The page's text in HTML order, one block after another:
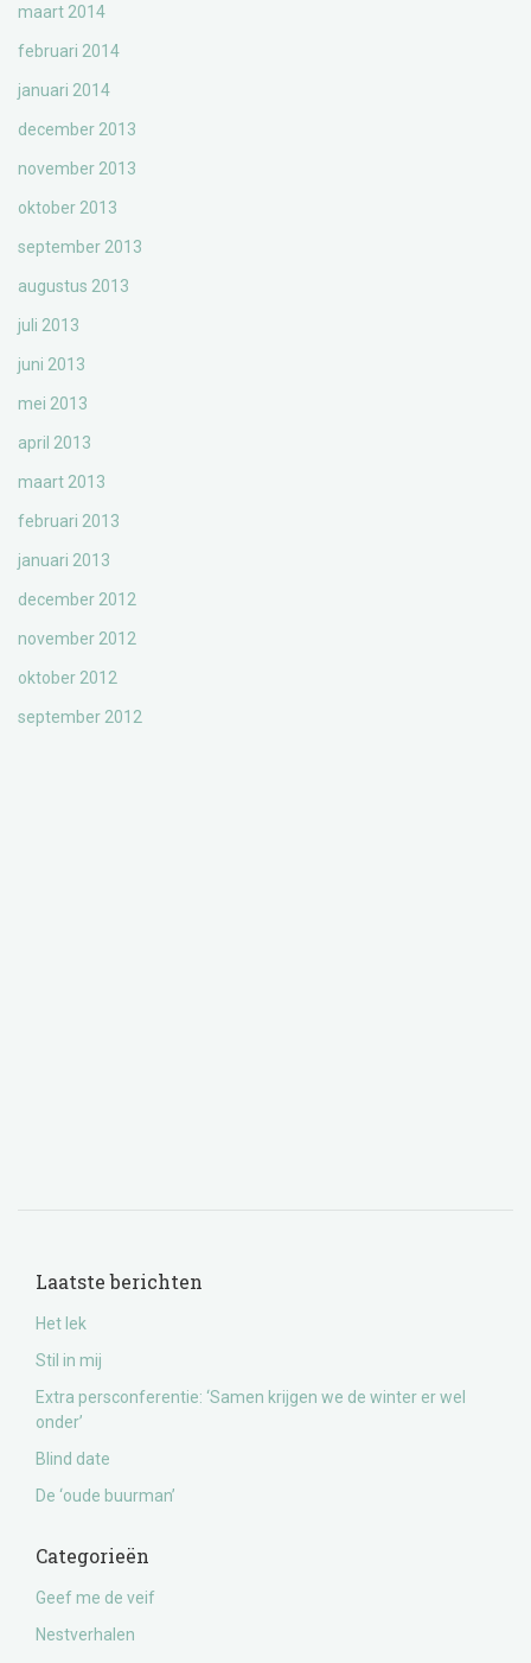
maart 2014
februari 2014
januari 2014
december 2013
november 2013
oktober 2013
september 2013
augustus 2013
juli 2013
juni 2013
mei 2013
april 2013
maart 2013
februari 2013
januari 2013
december 2012
november 2012
oktober 2012
september 2012
Laatste berichten
Het lek
Stil in mij
Extra persconferentie: ‘Samen krijgen we de winter er wel
onder’
Blind date
De ‘oude buurman’
Categorieën
Geef me de veif
Nestverhalen